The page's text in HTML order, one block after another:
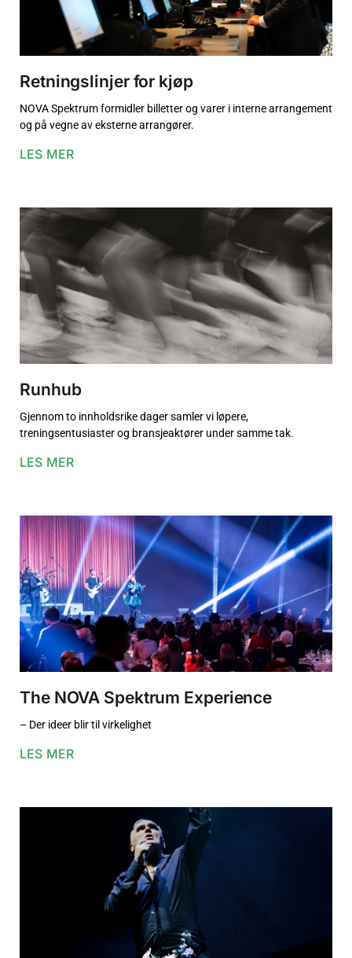
Retningslinjer for kjøp
NOVA Spektrum formidler billetter og varer i interne arrangement
og på vegne av eksterne arrangører.
LES MER
Runhub
Gjennom to innholdsrike dager samler vi løpere,
treningsentusiaster og bransjeaktører under samme tak.
LES MER
The NOVA Spektrum Experience
– Der ideer blir til virkelighet
LES MER